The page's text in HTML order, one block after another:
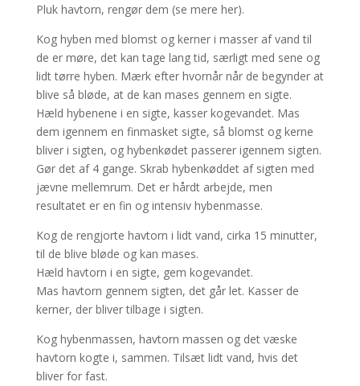
Pluk havtorn, rengør dem (se mere her).
Kog hyben med blomst og kerner i masser af vand til
de er møre, det kan tage lang tid, særligt med sene og
lidt tørre hyben. Mærk efter hvornår når de begynder at
blive så bløde, at de kan mases gennem en sigte.
Hæld hybenene i en sigte, kasser kogevandet. Mas
dem igennem en finmasket sigte, så blomst og kerne
bliver i sigten, og hybenkødet passerer igennem sigten.
Gør det af 4 gange. Skrab hybenkøddet af sigten med
jævne mellemrum. Det er hårdt arbejde, men
resultatet er en fin og intensiv hybenmasse.
Kog de rengjorte havtorn i lidt vand, cirka 15 minutter,
til de blive bløde og kan mases.
Hæld havtorn i en sigte, gem kogevandet.
Mas havtorn gennem sigten, det går let. Kasser de
kerner, der bliver tilbage i sigten.
Kog hybenmassen, havtorn massen og det væske
havtorn kogte i, sammen. Tilsæt lidt vand, hvis det
bliver for fast.